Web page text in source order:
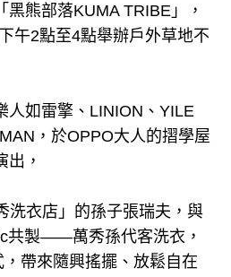
熊部落KUMA TRIBE」，
午2點至4點舉辦戶外草地不
人如雷擎、LINION、YILE
，於OPPO大人的摺學屋
出，
洗衣店」的孫子張瑞夫，與
共製——萬秀孫代客洗衣，
帶來隨興搖擺、放鬆自在